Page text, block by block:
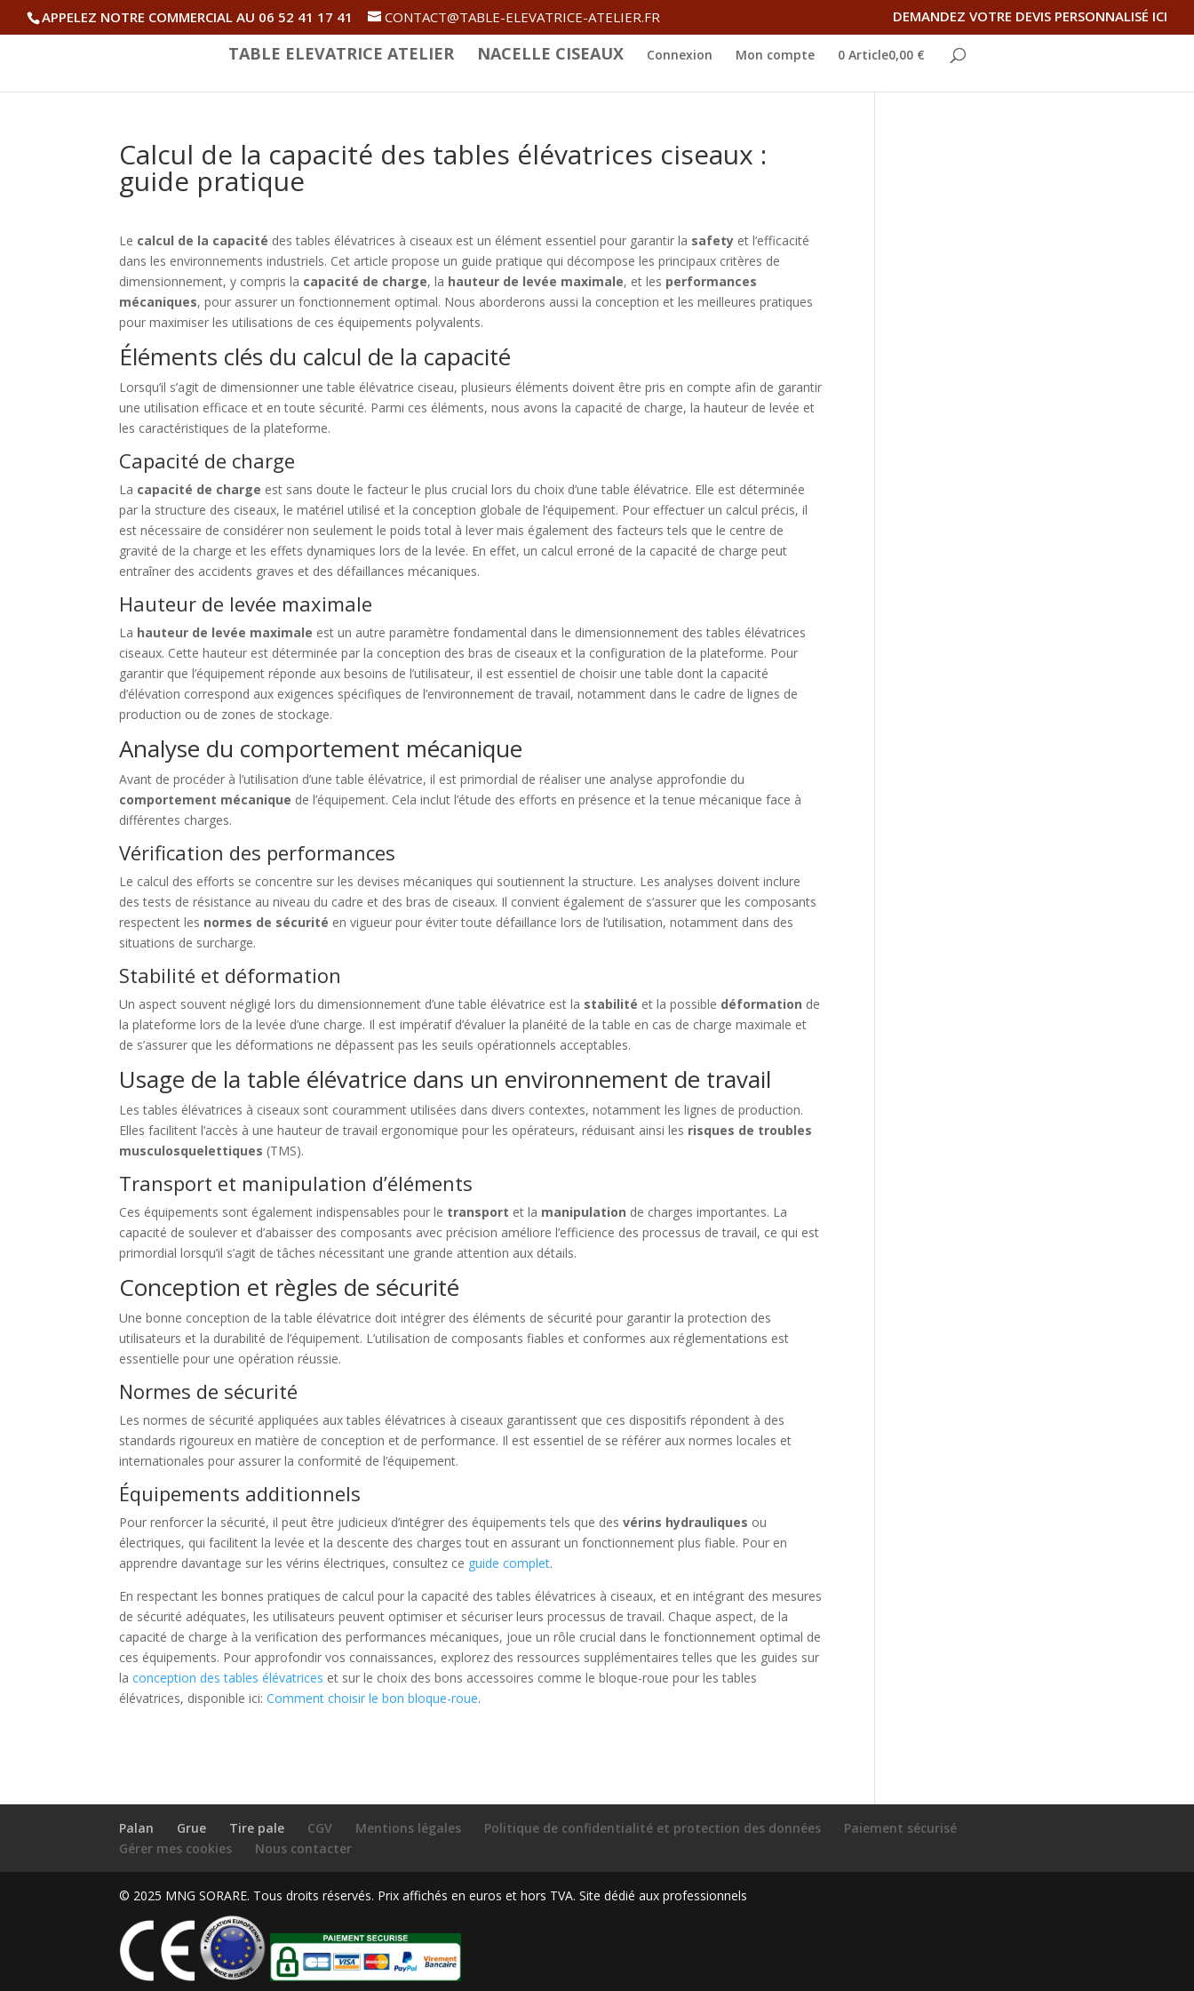
APPELEZ NOTRE COMMERCIAL AU 06 52 41 17 41 CONTACT@TABLE-ELEVATRICE-ATELIER.FR DEMANDEZ VOTRE DEVIS PERSONNALISÉ ICI
TABLE ELEVATRICE ATELIER NACELLE CISEAUX Connexion Mon compte 0 Article0,00 €
Calcul de la capacité des tables élévatrices ciseaux :
guide pratique
Le calcul de la capacité des tables élévatrices à ciseaux est un élément essentiel pour garantir la safety et l’efficacité
dans les environnements industriels. Cet article propose un guide pratique qui décompose les principaux critères de
dimensionnement, y compris la capacité de charge, la hauteur de levée maximale, et les performances
mécaniques, pour assurer un fonctionnement optimal. Nous aborderons aussi la conception et les meilleures pratiques
pour maximiser les utilisations de ces équipements polyvalents.
Éléments clés du calcul de la capacité
Lorsqu’il s’agit de dimensionner une table élévatrice ciseau, plusieurs éléments doivent être pris en compte afin de garantir
une utilisation efficace et en toute sécurité. Parmi ces éléments, nous avons la capacité de charge, la hauteur de levée et
les caractéristiques de la plateforme.
Capacité de charge
La capacité de charge est sans doute le facteur le plus crucial lors du choix d’une table élévatrice. Elle est déterminée
par la structure des ciseaux, le matériel utilisé et la conception globale de l’équipement. Pour effectuer un calcul précis, il
est nécessaire de considérer non seulement le poids total à lever mais également des facteurs tels que le centre de
gravité de la charge et les effets dynamiques lors de la levée. En effet, un calcul erroné de la capacité de charge peut
entraîner des accidents graves et des défaillances mécaniques.
Hauteur de levée maximale
La hauteur de levée maximale est un autre paramètre fondamental dans le dimensionnement des tables élévatrices
ciseaux. Cette hauteur est déterminée par la conception des bras de ciseaux et la configuration de la plateforme. Pour
garantir que l’équipement réponde aux besoins de l’utilisateur, il est essentiel de choisir une table dont la capacité
d’élévation correspond aux exigences spécifiques de l’environnement de travail, notamment dans le cadre de lignes de
production ou de zones de stockage.
Analyse du comportement mécanique
Avant de procéder à l’utilisation d’une table élévatrice, il est primordial de réaliser une analyse approfondie du
comportement mécanique de l’équipement. Cela inclut l’étude des efforts en présence et la tenue mécanique face à
différentes charges.
Vérification des performances
Le calcul des efforts se concentre sur les devises mécaniques qui soutiennent la structure. Les analyses doivent inclure
des tests de résistance au niveau du cadre et des bras de ciseaux. Il convient également de s’assurer que les composants
respectent les normes de sécurité en vigueur pour éviter toute défaillance lors de l’utilisation, notamment dans des
situations de surcharge.
Stabilité et déformation
Un aspect souvent négligé lors du dimensionnement d’une table élévatrice est la stabilité et la possible déformation de
la plateforme lors de la levée d’une charge. Il est impératif d’évaluer la planéité de la table en cas de charge maximale et
de s’assurer que les déformations ne dépassent pas les seuils opérationnels acceptables.
Usage de la table élévatrice dans un environnement de travail
Les tables élévatrices à ciseaux sont couramment utilisées dans divers contextes, notamment les lignes de production.
Elles facilitent l’accès à une hauteur de travail ergonomique pour les opérateurs, réduisant ainsi les risques de troubles
musculosquelettiques (TMS).
Transport et manipulation d’éléments
Ces équipements sont également indispensables pour le transport et la manipulation de charges importantes. La
capacité de soulever et d’abaisser des composants avec précision améliore l’efficience des processus de travail, ce qui est
primordial lorsqu’il s’agit de tâches nécessitant une grande attention aux détails.
Conception et règles de sécurité
Une bonne conception de la table élévatrice doit intégrer des éléments de sécurité pour garantir la protection des
utilisateurs et la durabilité de l’équipement. L’utilisation de composants fiables et conformes aux réglementations est
essentielle pour une opération réussie.
Normes de sécurité
Les normes de sécurité appliquées aux tables élévatrices à ciseaux garantissent que ces dispositifs répondent à des
standards rigoureux en matière de conception et de performance. Il est essentiel de se référer aux normes locales et
internationales pour assurer la conformité de l’équipement.
Équipements additionnels
Pour renforcer la sécurité, il peut être judicieux d’intégrer des équipements tels que desvérins hydrauliques ou
électriques, qui facilitent la levée et la descente des charges tout en assurant un fonctionnement plus fiable. Pour en
apprendre davantage sur les vérins électriques, consultez ce guide complet.
En respectant les bonnes pratiques de calcul pour la capacité des tables élévatrices à ciseaux, et en intégrant des mesures
de sécurité adéquates, les utilisateurs peuvent optimiser et sécuriser leurs processus de travail. Chaque aspect, de la
capacité de charge à la verification des performances mécaniques, joue un rôle crucial dans le fonctionnement optimal de
ces équipements. Pour approfondir vos connaissances, explorez des ressources supplémentaires telles que les guides sur
laconception des tables élévatrices et sur le choix des bons accessoires comme le bloque-roue pour les tables
élévatrices, disponible ici:Comment choisir le bon bloque-roue.
Palan Grue Tire pale CGV Mentions légales Politique de confidentialité et protection des données
Paiement sécurisé
Gérer mes cookies
Nous contacter
© 2025 MNG SORARE. Tous droits réservés. Prix affichés en euros et hors TVA. Site dédié aux professionnels